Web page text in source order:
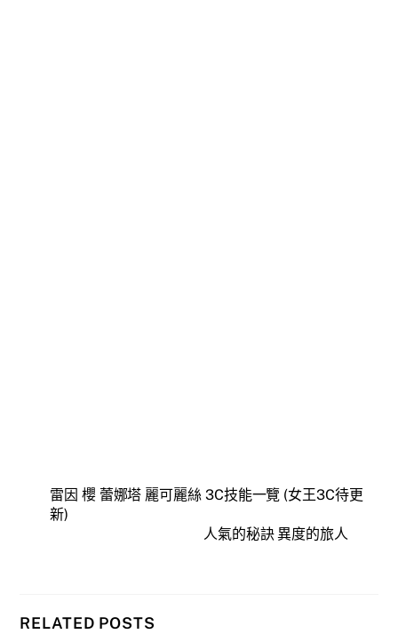
雷因 櫻 蕾娜塔 麗可麗絲 3C技能一覽 (女王3C待更
新)
人氣的秘訣 異度的旅人
RELATED POSTS